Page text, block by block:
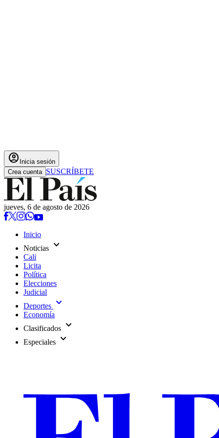
account_circle Inicia sesión
Crea cuenta SUSCRÍBETE
jueves, 6 de agosto de 2026
Inicio
Noticias expand_more
Cali
Licita
Política
Elecciones
Judicial
Deportes expand_more
Economía
Clasificados expand_more
Especiales expand_more